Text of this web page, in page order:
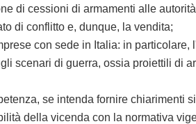
di cessioni di armamenti alle
di conflitto e, dunque, la vendita;
con sede in Italia: in particolare,
scenari di guerra, ossia proiettili di
se intenda fornire chiarimenti
della vicenda con la normativa